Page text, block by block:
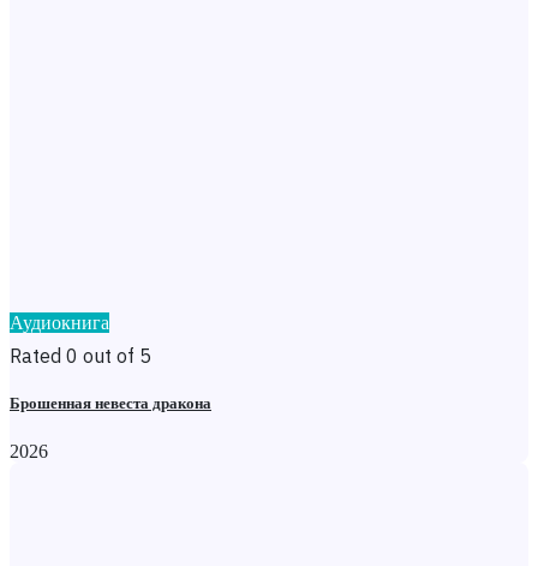
Аудиокнига
Rated 0 out of 5
Брошенная невеста дракона
2026